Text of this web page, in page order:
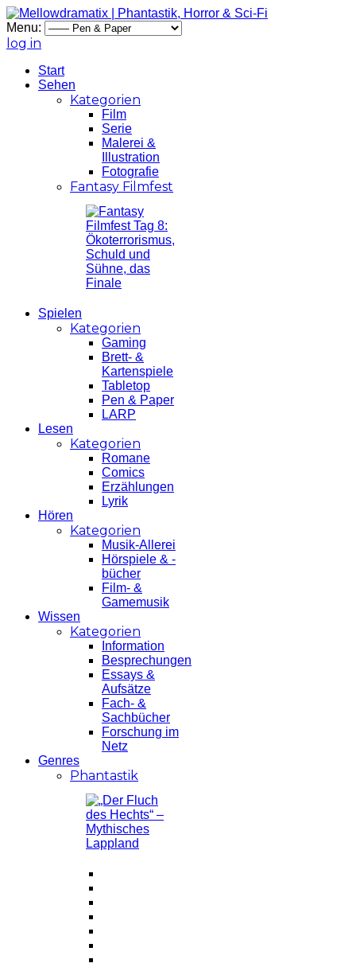
Menu:
log in
Start
Sehen
Kategorien
Film
Serie
Malerei &
Illustration
Fotografie
Fantasy Filmfest
Spielen
Kategorien
Gaming
Brett- &
Kartenspiele
Tabletop
Pen & Paper
LARP
Lesen
Kategorien
Romane
Comics
Erzählungen
Lyrik
Hören
Kategorien
Musik-Allerei
Hörspiele & -
bücher
Film- &
Gamemusik
Wissen
Kategorien
Information
Besprechungen
Essays &
Aufsätze
Fach- &
Sachbücher
Forschung im
Netz
Genres
Phantastik